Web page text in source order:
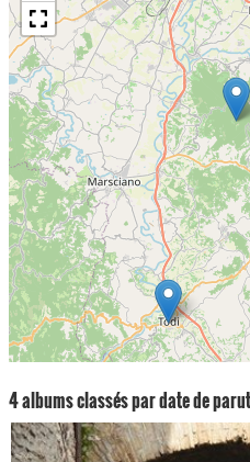
4 albums classés par date de